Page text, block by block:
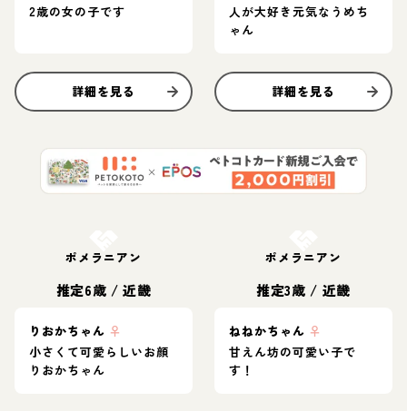
2歳の女の子です
詳細を見る
人が大好き元気なうめち
ゃん
詳細を見る
ポメラニアン
推定6歳 / 近畿
りおかちゃん ♀
小さくて可愛らしいお顔
りおかちゃん
ポメラニアン
推定3歳 / 近畿
ねねかちゃん ♀
甘えん坊の可愛い子で
す！